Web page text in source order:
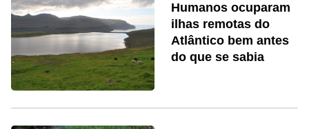
Humanos ocuparam
ilhas remotas do
Atlântico bem antes
do que se sabia